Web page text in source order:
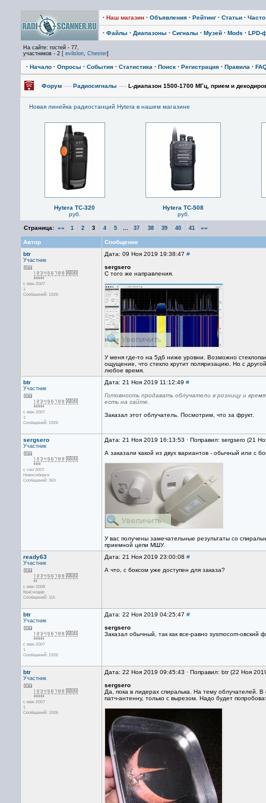
· Наш магазин · Объявления · Рейтинг · Статьи ·
· Файлы · Диапазоны · Сигналы · Музей · Mods · LPD-
На сайте: гостей - 77,
участников - 2 [ evilslon, Chester]
· Начало · Опросы · События · Статистика · Поиск · Регистрация · Правила ·
Форум —› Радиосигналы —› L-диапазон 1500-1700 МГц, прием и
Новая линейка радиостанций Hytera в нашем магазине
Hytera TC-320
руб.
Hytera TC-508
руб.
Страница: «« 1 2 3 4 5 37 38 39 40 41 »»
Автор
Сообщение
btr
Участник
с июн 2007
1
Сообщений: 1926
Дата: 09 Ноя 2019 19:38:47 #
sergsero
С того же направления.
У меня где-то на 5дб ниже уровни. Возможно
ощущение, что стекло крутит поляризацию. Но с
любое время.
btr
Участник
с июн 2007
1
Сообщений: 1926
Дата: 21 Ноя 2019 11:12:49 #
Готовность продавать облучатели в розницу и
есть на сайте.
Заказал этот облучатель. Посмотрим, что за фрукт.
sergsero
Участник
с сен 2007
Новосибирск
Сообщений: 363
Дата: 21 Ноя 2019 16:13:53 · Поправил: sergsero (21
А заказали какой из двух вариантов - обычный или с
У вас получены замечательные результаты со
приемной цепи МШУ.
ready63
Участник
с июн 2008
Краснодар
Сообщений: 115
Дата: 21 Ноя 2019 23:00:08 #
А что, с боксом уже доступен для заказа?
btr
Участник
с июн 2007
1
Сообщений: 1926
Дата: 22 Ноя 2019 04:25:47 #
sergsero
Заказал обычный, так как все-равно sysmocom-овский
btr
Участник
с июн 2007
1
Сообщений: 1926
Дата: 22 Ноя 2019 09:45:43 · Поправил: btr (22 Ноя
sergsero
Да, пока в лидерах спиралька. На тему облучателей.
патч-антенну, только с вырезом. Надо будет